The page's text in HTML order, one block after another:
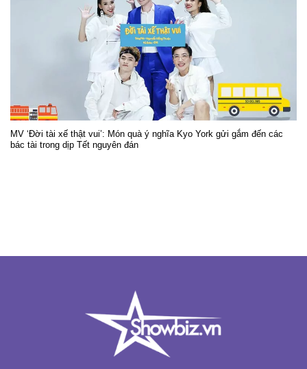
MV ‘Đời tài xế thật vui’: Món quà ý nghĩa Kyo York gửi gắm đến các
bác tài trong dịp Tết nguyên đán